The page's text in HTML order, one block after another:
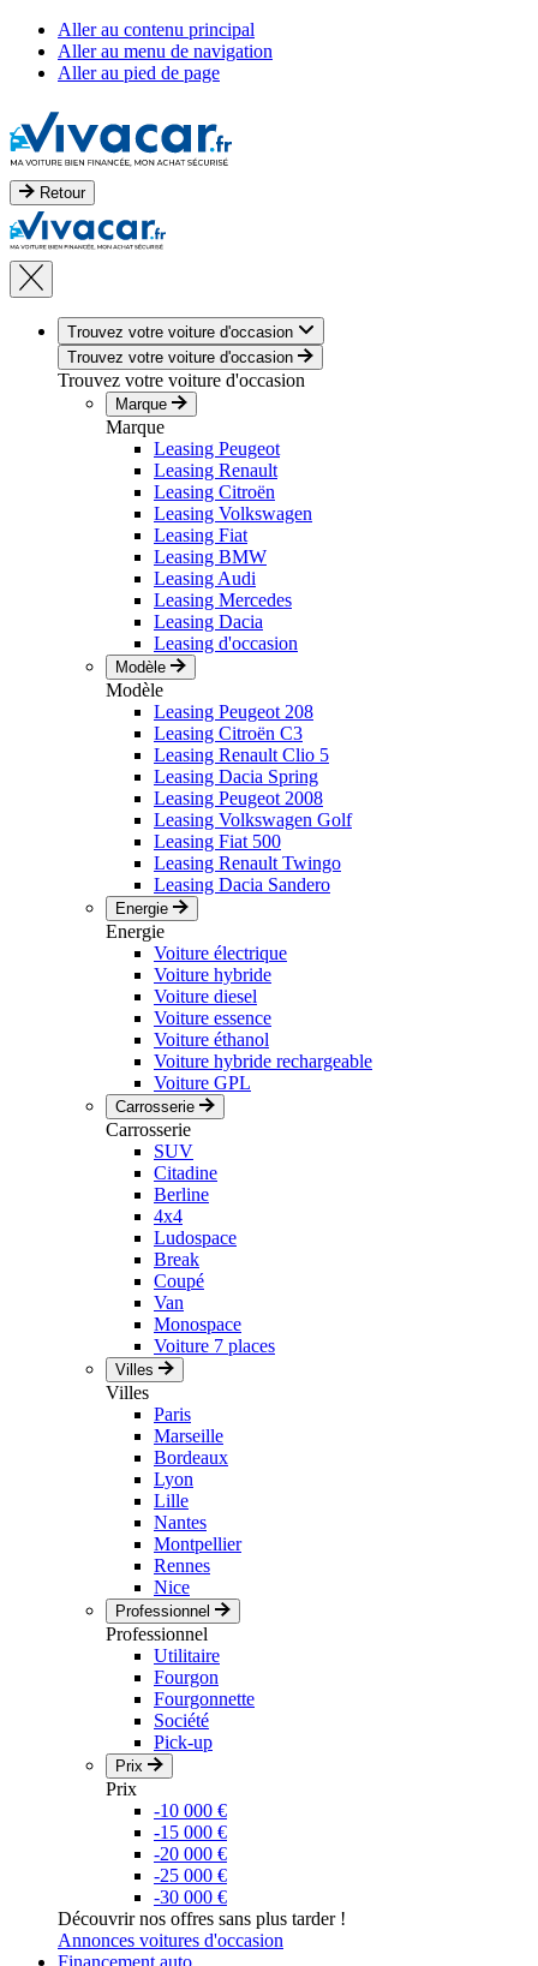
Aller au contenu principal
Aller au menu de navigation
Aller au pied de page
Retour
Trouvez votre voiture d'occasion
Trouvez votre voiture d'occasion
Trouvez votre voiture d'occasion
Marque
Marque
Leasing Peugeot
Leasing Renault
Leasing Citroën
Leasing Volkswagen
Leasing Fiat
Leasing BMW
Leasing Audi
Leasing Mercedes
Leasing Dacia
Leasing d'occasion
Modèle
Modèle
Leasing Peugeot 208
Leasing Citroën C3
Leasing Renault Clio 5
Leasing Dacia Spring
Leasing Peugeot 2008
Leasing Volkswagen Golf
Leasing Fiat 500
Leasing Renault Twingo
Leasing Dacia Sandero
Energie
Energie
Voiture électrique
Voiture hybride
Voiture diesel
Voiture essence
Voiture éthanol
Voiture hybride rechargeable
Voiture GPL
Carrosserie
Carrosserie
SUV
Citadine
Berline
4x4
Ludospace
Break
Coupé
Van
Monospace
Voiture 7 places
Villes
Villes
Paris
Marseille
Bordeaux
Lyon
Lille
Nantes
Montpellier
Rennes
Nice
Professionnel
Professionnel
Utilitaire
Fourgon
Fourgonnette
Société
Pick-up
Prix
Prix
-10 000 €
-15 000 €
-20 000 €
-25 000 €
-30 000 €
Découvrir nos offres sans plus tarder !
Annonces voitures d'occasion
Financement auto